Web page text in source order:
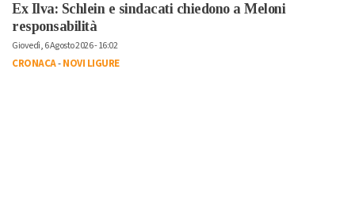
Ex Ilva: Schlein e sindacati chiedono a Meloni
responsabilità
Giovedì, 6 Agosto 2026 - 16:02
CRONACA-NOVI LIGURE